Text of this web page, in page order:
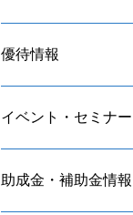
優待情報
イベント・セミナー
助成金・補助金情報